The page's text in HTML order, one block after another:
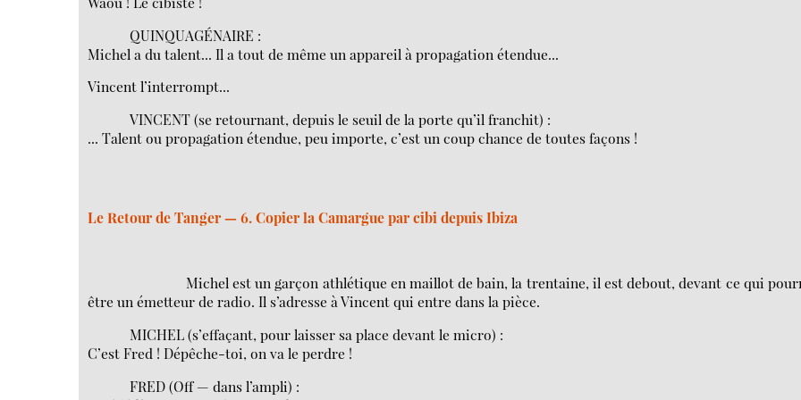
QUINQUAGÉNAIRE :
Michel a du talent... Il a tout de même un appareil à propagation étendue...
Vincent l’interrompt...
VINCENT (se retournant, depuis le seuil de la porte qu’il franchit) :
... Talent ou propagation étendue, peu importe, c’est un coup chance de toutes façons !
Le Retour de Tanger — 6. Copier la Camargue par cibi depuis Ibiza
Michel est un garçon athlétique en maillot de bain, la trentaine, il est debout, devant ce qui
être un émetteur de radio. Il s’adresse à Vincent qui entre dans la pièce.
MICHEL (s’effaçant, pour laisser sa place devant le micro) :
C’est Fred ! Dépêche-toi, on va le perdre !
FRED (Off — dans l’ampli) :